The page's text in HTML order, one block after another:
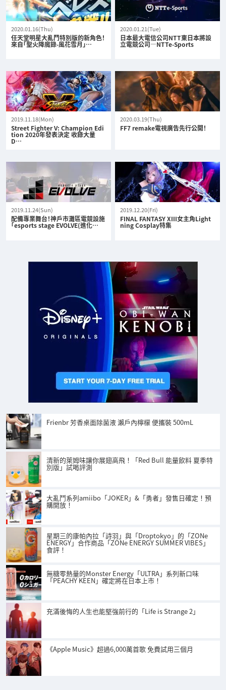
2020.01.16(Thu)
任天堂明星大亂鬥特別版的新角色！
來自「聖火降魔錄-風花雪月」…
2020.01.21(Tue)
日本最大電信公司NTT東日本將設
立電競公司—NTTe-Sports
2019.11.18(Mon)
Street Fighter V: Champion Edi
tion 2020年發表決定 收錄大量
D…
2020.03.19(Thu)
FF7 remake電視廣告先行公開！
2019.11.24(Sun)
配備專業舞台！神戶市灘區電競設施
「esports stage EVOLVE(進化…
2019.12.20(Fri)
FINAL FANTASY XIII女主角Light
ning Cosplay特集
Frienbr 芳香桌面除菌液 瀨戶內檸檬 便攜裝 500mL
清新的萊姆味讓你展翅高飛！「Red Bull 能量飲料 夏季特
別版」試喝評測
大亂鬥系列amiibo「JOKER」&「勇者」發售日確定！預
購開放！
星期三的康帕內拉「詩羽」與「Droptokyo」的「ZONe
ENERGY」合作商品「ZONe ENERGY SUMMER VIBES」
食評！
無糖零熱量的Monster Energy「ULTRA」系列新口味
「PEACHY KEEN」確定將在日本上市！
充滿後悔的人生也能堅強前行的「Life is Strange 2」
《Apple Music》超過6,000萬首歌 免費試用三個月